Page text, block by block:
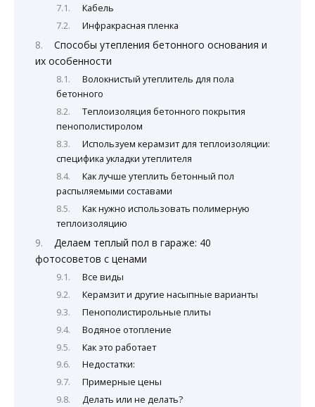
Кабель
Инфракрасная пленка
Способы утепления бетонного основания и
их особенности
Волокнистый утеплитель для пола
бетонного
Теплоизоляция бетонного покрытия
пенополистиролом
Используем керамзит для теплоизоляции:
специфика укладки утеплителя
Как лучше утеплить бетонный пол
распыляемыми составами
Как нужно использовать полимерную
теплоизоляцию
Делаем теплый пол в гараже: 40
фотосоветов с ценами
Все виды
Керамзит и другие насыпные варианты
Пенополистирольные плиты
Водяное отопление
Как это работает
Недостатки:
Примерные цены
Делать или не делать?